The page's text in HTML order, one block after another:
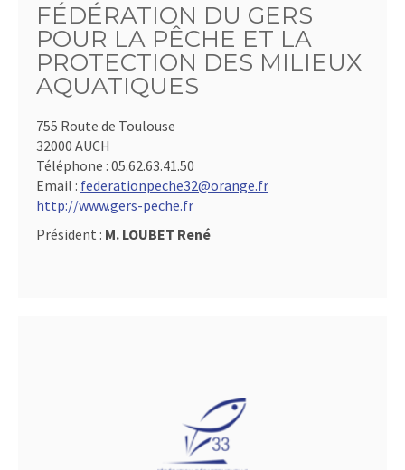
FÉDÉRATION DU GERS
POUR LA PÊCHE ET LA
PROTECTION DES MILIEUX
AQUATIQUES
755 Route de Toulouse
32000 AUCH
Téléphone : 05.62.63.41.50
Email : federationpeche32@orange.fr
http://www.gers-peche.fr
Président : M. LOUBET René